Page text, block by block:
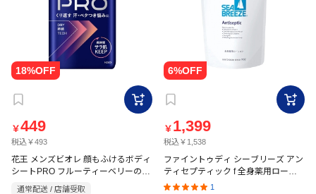
￥449
税込￥493
花王 メンズビオレ 顔もふけるボディ
シートPRO フルーティーベリーの香
り 26枚
通常配送 / 店舗受取
￥ 1,399
税込￥1,538
ファイントゥディ シーブリーズ アン
ティセプティック f 全身薬用ローシ
ョン 詰替 700ml【医薬部外品】
1